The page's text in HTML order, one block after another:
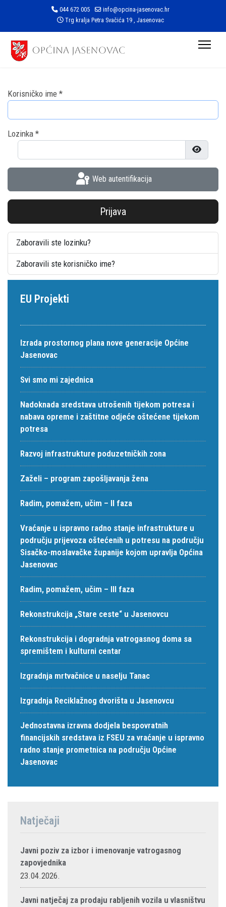
044 672 005
info@opcina-jasenovac.hr
Trg kralja Petra Svačića 19 , Jasenovac
Korisničko ime *
Lozinka *
Prikaži
Web autentifikacija
Prijava
Zaboravili ste lozinku?
Zaboravili ste korisničko ime?
EU Projekti
Izrada prostornog plana nove generacije Općine
Jasenovac
Svi smo mi zajednica
Nadoknada sredstava utrošenih tijekom potresa i
nabava opreme i zaštitne odjeće oštećene tijekom
potresa
Razvoj infrastrukture poduzetničkih zona
Zaželi – program zapošljavanja žena
Radim, pomažem, učim – II faza
Vraćanje u ispravno radno stanje infrastrukture u
području prijevoza oštećenih u potresu na području
Sisačko-moslavačke županije kojom upravlja Općina
Jasenovac
Radim, pomažem, učim – III faza
Rekonstrukcija „Stare ceste“ u Jasenovcu
Rekonstrukcija i dogradnja vatrogasnog doma sa
spremištem i kulturni centar
Izgradnja mrtvačnice u naselju Tanac
Izgradnja Reciklažnog dvorišta u Jasenovcu
Jednostavna izravna dodjela bespovratnih
financijskih sredstava iz FSEU za vraćanje u ispravno
radno stanje prometnica na području Općine
Jasenovac
Natječaji
Javni poziv za izbor i imenovanje vatrogasnog
zapovjednika
23.04.2026.
Javni natječaj za prodaju rabljenih vozila u vlasništvu